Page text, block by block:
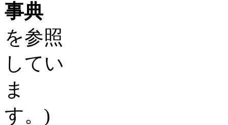
事典
を参照
してい
ま
す。)